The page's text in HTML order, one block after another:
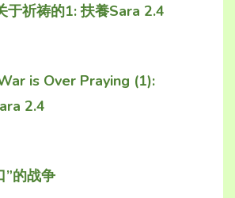
于祈祷的1: 扶養Sara 2.4
is Over Praying (1):
2.4
”的战争